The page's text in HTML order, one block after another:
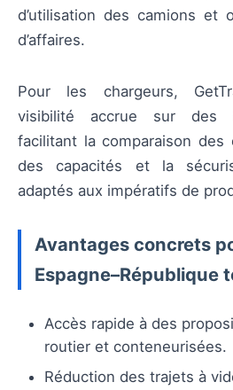
d’utilisation des camions et
d’affaires.
Pour les chargeurs,
visibilité accrue sur des
facilitant la comparaison des
des capacités et la
adaptés aux impératifs de
Avantages concrets
Espagne–République
Accès rapide à des
routier et conteneurisées.
Réduction des trajets à